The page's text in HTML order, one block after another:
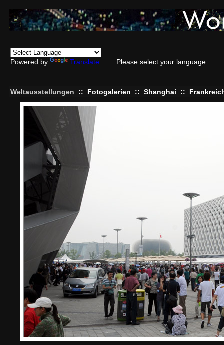
Powered by Translate Please select your language
Weltausstellungen :: Fotogalerien :: Shanghai ::